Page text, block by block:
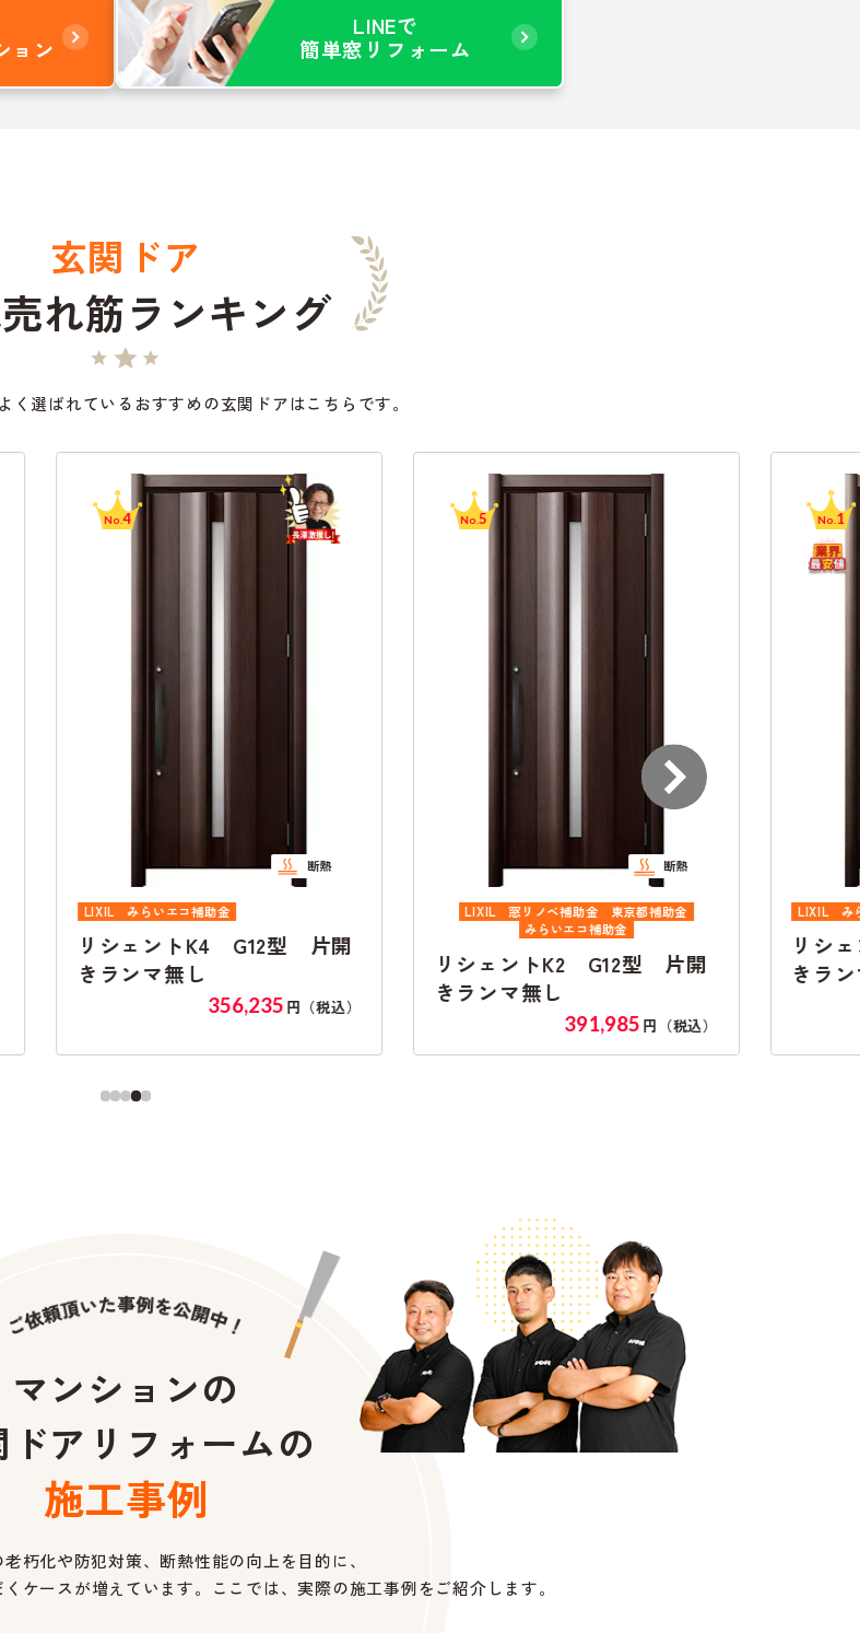
ョン
LINEで
簡単窓リフォーム
玄関ドア
れ筋ランキング
く選ばれているおすすめの玄関ドアはこちらです。
断熱
みらいエコ補助金
シェントK4 G12型 片開
ランマ無し
円（税込）
断熱
窓リノベ補助金
東京都補助金
みらいエコ補助金
リシェントK2 G12型 片開
きランマ無し
円（税込）
みらいエコ補助金
リシェント
きランマ無し
マンションの
ア リフォームの
施工事例
朽化や防犯対策、断熱性能の向上を目的に、
ケースが増えています。ここでは、実際の施工事例をご紹介します。